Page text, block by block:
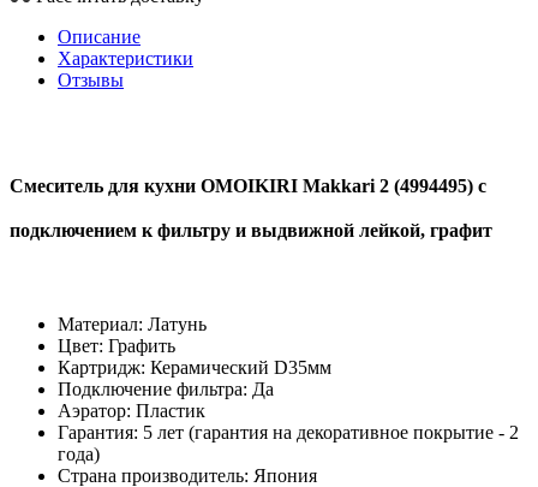
Описание
Характеристики
Отзывы
Смеситель для кухни OMOIKIRI Makkari 2 (4994495) с
подключением к фильтру и выдвижной лейкой, графит
Материал: Латунь
Цвет: Графить
Картридж: Керамический D35мм
Подключение фильтра: Да
Аэратор: Пластик
Гарантия: 5 лет (гарантия на декоративное покрытие - 2
года)
Страна производитель: Япония